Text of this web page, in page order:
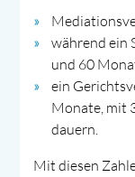
während ein
und 60
ein
Monate, mit
dauern.
Mit diesen